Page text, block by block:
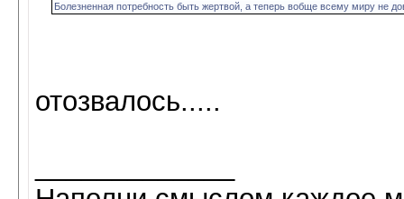
Болезненная потребность быть жертвой, а теперь вобще всему миру не
отозвалось.....